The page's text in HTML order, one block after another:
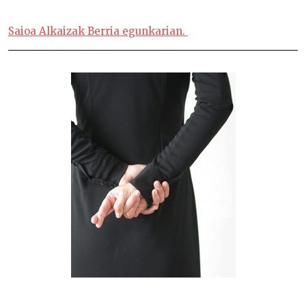
Saioa Alkaizak Berria egunkarian.